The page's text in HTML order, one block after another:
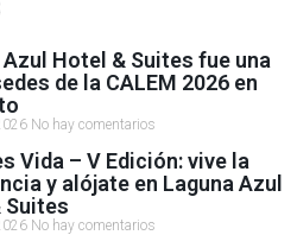
Azul Hotel & Suites fue una
de la CALEM 2026 en
No hay comentarios
Vida – V Edición: vive la
y alójate en Laguna Azul
Suites
No hay comentarios